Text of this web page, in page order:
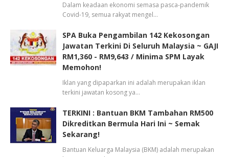
Dalam keadaan ekonomi semasa pasca-pandemik
Covid-19, semua rakyat mengel…
SPA Buka Pengambilan 142 Kekosongan
Jawatan Terkini Di Seluruh Malaysia ~ GAJI
RM1,360 - RM9,643 / Minima SPM Layak
Memohon!
Iklan yang dipaparkan ini adalah merupakan iklan
terkini jawatan kosong ya…
TERKINI : Bantuan BKM Tambahan RM500
Dikreditkan Bermula Hari Ini ~ Semak
Sekarang!
Bantuan Keluarga Malaysia (BKM) adalah merupakan